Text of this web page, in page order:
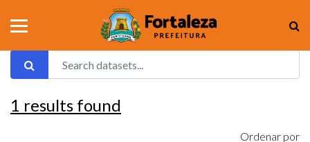
1 results found
Ordenar por